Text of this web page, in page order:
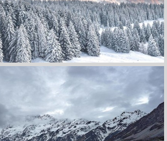
冬季森林雪山4k壁纸
立 即 下 载
收 藏